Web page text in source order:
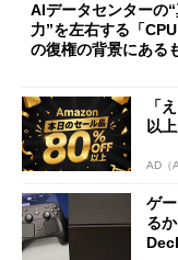
AIデータセンターの
力”を左右する「
の復権の背景にある
「
以
AD（
ゲ
る